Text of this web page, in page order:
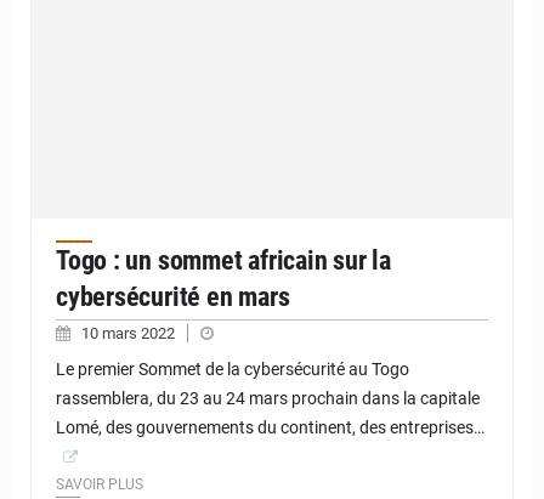
Togo : un sommet africain sur la
cybersécurité en mars
10 mars 2022
Le premier Sommet de la cybersécurité au Togo
rassemblera, du 23 au 24 mars prochain dans la capitale
Lomé, des gouvernements du continent, des entreprises…
SAVOIR PLUS